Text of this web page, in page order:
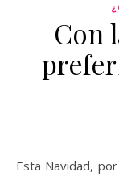
Con
Esta Navidad, por la compra de un preferido, ofreciste un